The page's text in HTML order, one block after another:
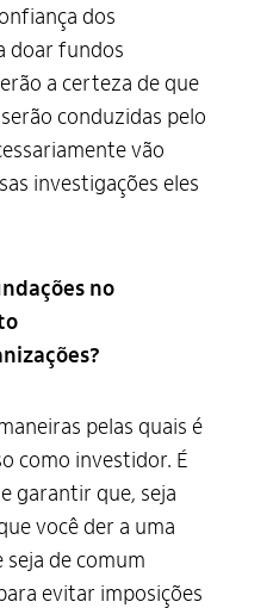
dos
doar fundos
a certeza de que
conduzidas pelo
vão
investigações eles
no
pelas quais é
como investidor. É
garantir que, seja
você der a uma
de comum
evitar imposições